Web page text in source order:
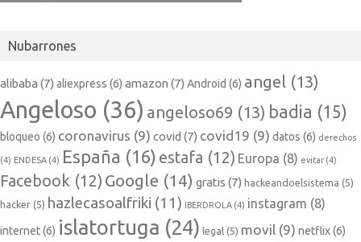
Nubarrones
alibaba (7) aliexpress (6) amazon (7) Android (6) angel (13)
Angeloso (36) angeloso69 (13) badia (15)
bloqueo (6) coronavirus (9) covid (7) covid19 (9) datos (6) derechos
(4) ENDESA (4) España (16) estafa (12) Europa (8) evitar (4)
Facebook (12) Google (14) gratis (7) hackeandoelsistema (5)
hacker (5) hazlecasoalfriki (11) IBERDROLA (4) instagram (8)
internet(6) islatortuga (24) legal (5) movil (9) netflix(6)